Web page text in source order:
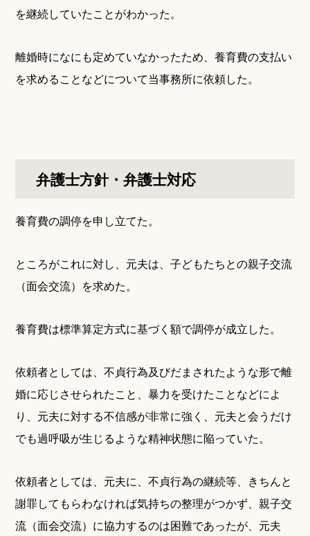
を継続していたことがわかった。
離婚時になにも定めていなかったため、養育費の支払い
を求めることなどについて当事務所に依頼した。
弁護士方針・弁護士対応
養育費の調停を申し立てた。
ところがこれに対し、元夫は、子どもたちとの親子交流
（面会交流）を求めた。
養育費は標準算定方式に基づく額で調停が成立した。
依頼者としては、不貞行為及びだまされたような形で離
婚に応じさせられたこと、暴力を受けたことなどによ
り、元夫に対する不信感が非常に強く、元夫と会うだけ
でも過呼吸が生じるような精神状態に陥っていた。
依頼者としては、元夫に、不貞行為の継続等、きちんと
謝罪してもらわなければ気持ちの整理がつかず、親子交
流（面会交流）に協力するのは困難であったが、元夫